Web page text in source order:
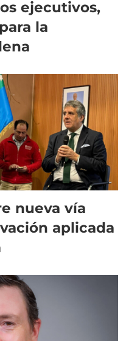
ejecutivos,
la
nueva vía
aplicada